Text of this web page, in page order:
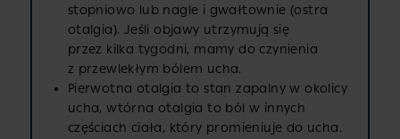
stopniowo lub nagle i gwałtownie (ostra
otalgia). Jeśli objawy utrzymują się
przez kilka tygodni, mamy do czynienia
z przewlekłym bólem ucha.
Pierwotna otalgia to stan zapalny w okolicy
ucha, wtórna otalgia to ból w innych
częściach ciała, który promieniuje do ucha.